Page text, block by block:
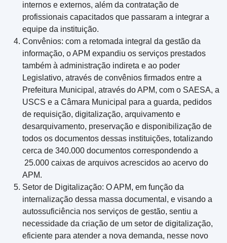
internos e externos, além da contratação de
profissionais capacitados que passaram a integrar a
equipe da instituição.
Convênios: com a retomada integral da gestão da
informação, o APM expandiu os serviços prestados
também à administração indireta e ao poder
Legislativo, através de convênios firmados entre a
Prefeitura Municipal, através do APM, com o SAESA, a
USCS e a Câmara Municipal para a guarda, pedidos
de requisição, digitalização, arquivamento e
desarquivamento, preservação e disponibilização de
todos os documentos dessas instituições, totalizando
cerca de 340.000 documentos correspondendo a
25.000 caixas de arquivos acrescidos ao acervo do
APM.
Setor de Digitalização: O APM, em função da
internalização dessa massa documental, e visando a
autossuficiência nos serviços de gestão, sentiu a
necessidade da criação de um setor de digitalização,
eficiente para atender a nova demanda, nesse novo